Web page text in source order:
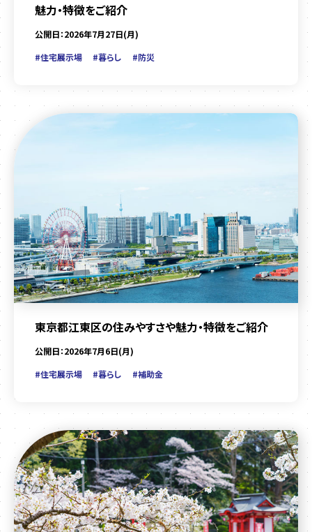
魅力・特徴をご紹介
公開日：2026年7月27日(月)
#住宅展示場
#暮らし #防災
東京都江東区の住みやすさや魅力・特徴をご紹介
公開日：2026年7月6日(月)
#住宅展示場
#暮らし #補助金